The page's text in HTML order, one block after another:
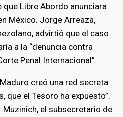
que Libre Abordo anunciara
México. Jorge Arreaza,
advirtió que el caso
a la “denuncia contra
Penal Internacional”.
creó una red secreta
que el Tesoro ha expuesto”.
el subsecretario de